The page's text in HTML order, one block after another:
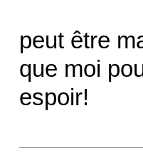
peut être
que moi
espoir!